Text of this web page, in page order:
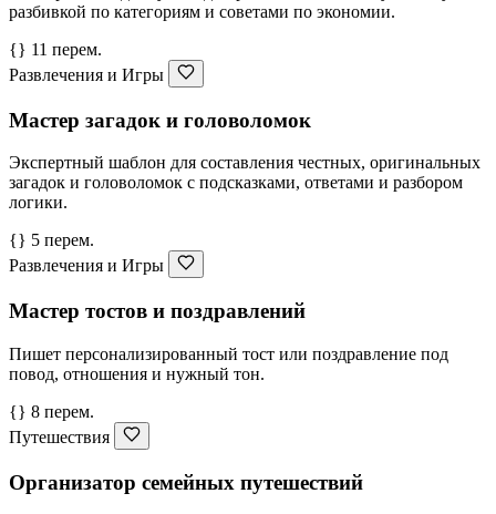
разбивкой по категориям и советами по экономии.
{} 11 перем.
Развлечения и Игры
Мастер загадок и головоломок
Экспертный шаблон для составления честных, оригинальных
загадок и головоломок с подсказками, ответами и разбором
логики.
{} 5 перем.
Развлечения и Игры
Мастер тостов и поздравлений
Пишет персонализированный тост или поздравление под
повод, отношения и нужный тон.
{} 8 перем.
Путешествия
Организатор семейных путешествий